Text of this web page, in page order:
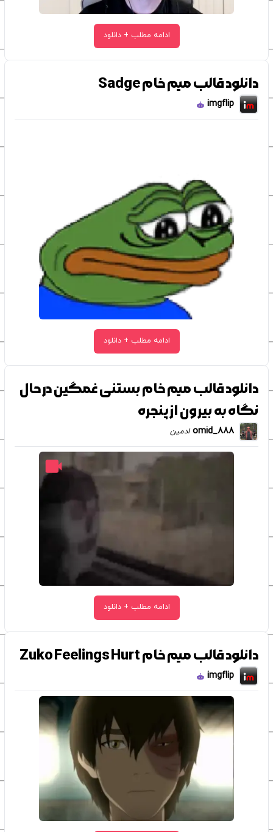
ادامه مطلب + دانلود
دانلود قالب میم خام Sadge
imgflip
ادامه مطلب + دانلود
دانلود قالب میم خام بستنی غمگین در حال
نگاه به بیرون از پنجره
omid_888 ادمین
ادامه مطلب + دانلود
دانلود قالب میم خام Zuko Feelings Hurt
imgflip